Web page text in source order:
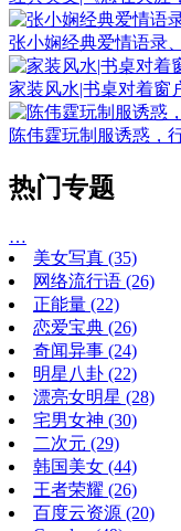
张小娴经典爱情语录
家装风水|书桌对着窗
陈伟霆玩制服诱惑，
热门专题
…
美女写真 (35)
网络流行语 (26)
正能量 (22)
恋爱宝典 (26)
奇闻异事 (24)
明星八卦 (22)
漂亮女明星 (28)
宅男女神 (30)
二次元 (29)
韩国美女 (44)
王者荣耀 (26)
百度云资源 (20)